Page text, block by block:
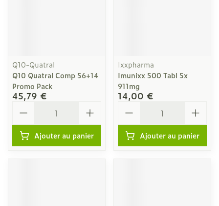
Q10-Quatral
Q10 Quatral Comp 56+14
Promo Pack
45,79 €
Ajouter au panier
Ixxpharma
Imunixx 500 Tabl 5x
911mg
14,00 €
Ajouter au panier